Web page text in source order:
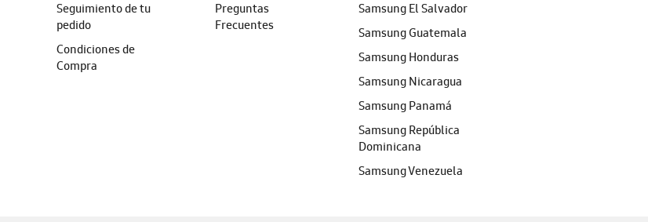
Seguimiento de tu
pedido
Condiciones de
Compra
Preguntas
Frecuentes
Samsung El Salvador
Samsung Guatemala
Samsung Honduras
Samsung Nicaragua
Samsung Panamá
Samsung República
Dominicana
Samsung Venezuela